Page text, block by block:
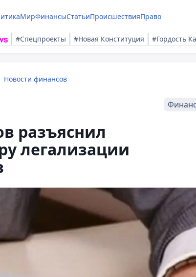
МирФинансыСтатьиПроисшествияПраво
#Спецпроекты #Новая Конституция #Гордость
Новости финансов
разъяснил
легализации